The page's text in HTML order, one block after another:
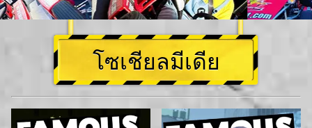
โซเชียลมีเดีย